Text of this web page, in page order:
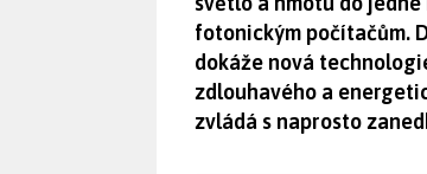
fotonickým počítačům.
dokáže nová
zdlouhavého a
zvládá s naprosto